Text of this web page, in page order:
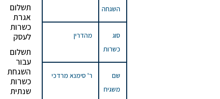
תשלום
אגרת
כשרות
לעסק
תשלום
עבור
השגחת
כשרות
שנתית
השגחה
סוג
כשרות
מהדרין
שם
משגיח
ר' סימנא מרדכי